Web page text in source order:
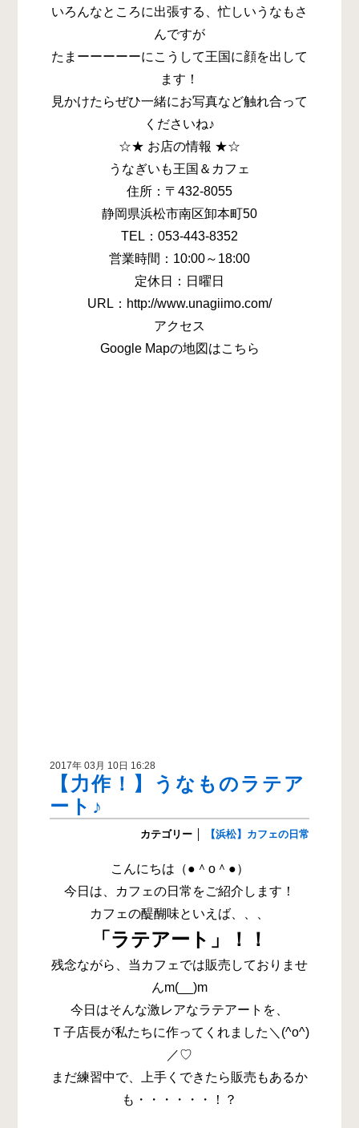
いろんなところに出張する、忙しいうなもさ
んですが
たまーーーーーにこうして王国に顔を出して
ます！
見かけたらぜひ一緒にお写真など触れ合って
くださいね♪
☆★ お店の情報 ★☆
うなぎいも王国＆カフェ
住所：〒432-8055
静岡県浜松市南区卸本町50
TEL：053-443-8352
営業時間：10:00～18:00
定休日：日曜日
URL：http://www.unagiimo.com/
アクセス
Google Mapの地図はこちら
2017年 03月 10日 16:28
【力作！】うなものラテア
ート♪
カテゴリー 【浜松】カフェの日常
こんにちは（●＾o＾●）
今日は、カフェの日常をご紹介します！
カフェの醍醐味といえば、、、
「ラテアート」！！
残念ながら、当カフェでは販売しておりませ
んm(__)m
今日はそんな激レアなラテアートを、
Ｔ子店長が私たちに作ってくれました＼(^o^)
／♡
まだ練習中で、上手くできたら販売もあるか
も・・・・・・！？